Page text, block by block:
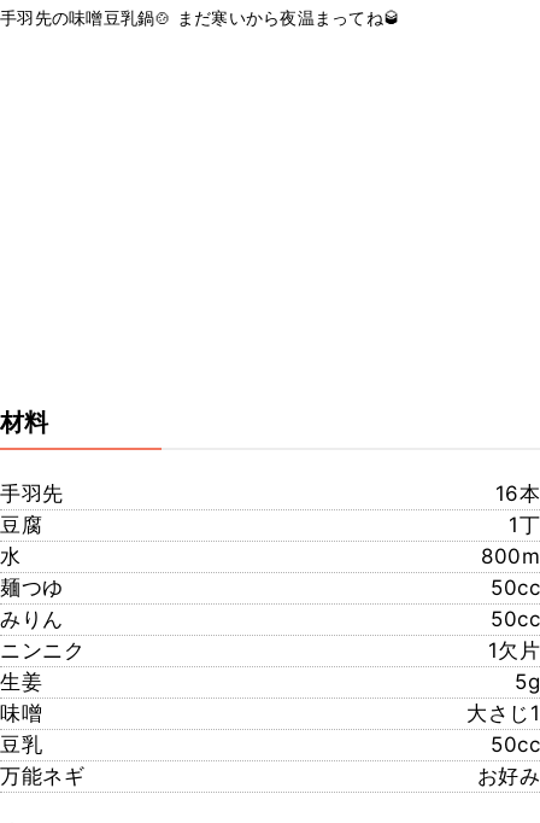
手羽先の味噌豆乳鍋🍲 まだ寒いから夜温まってね🥃
材料
手羽先
16本
豆腐
1丁
水
800m
麺つゆ
50cc
みりん
50cc
ニンニク
1欠片
生姜
5g
味噌
大さじ1
豆乳
50cc
万能ネギ
お好み